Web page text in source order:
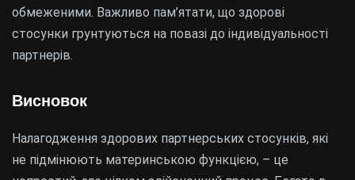
обмеженими. Важливо пам’ятати, що здорові
стосунки грунтуються на повазі до індивідуальності
партнерів.
Висновок
Налагодження здорових партнерських стосунків, які
не підмінюють материнською функцією, – це